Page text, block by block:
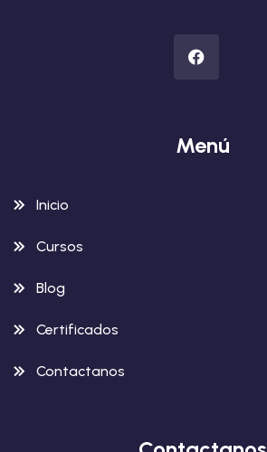
Menú
Inicio
Cursos
Blog
Certificados
Contactanos